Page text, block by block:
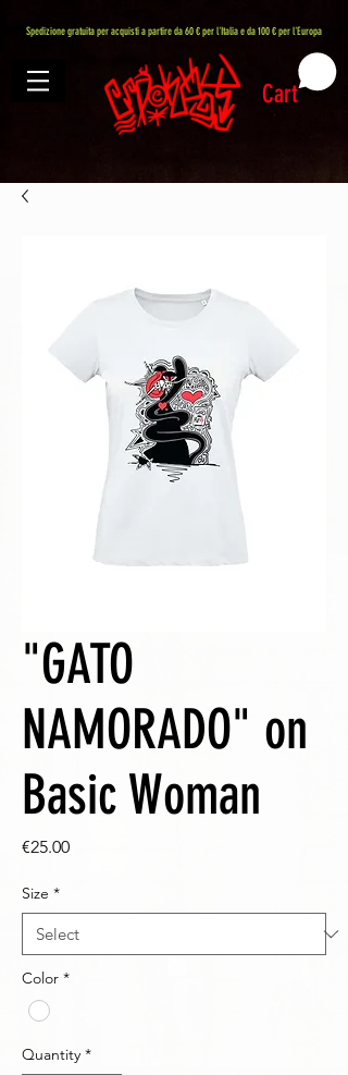
Spedizione gratuita per acquisti a partire da 60 € per l'Italia e da 100 € per l'Europa
Cart
"GATO
NAMORADO" on
Basic Woman
€25.00Price
Size *
Color *
Quantity *